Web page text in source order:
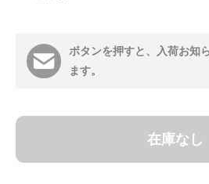
ボタンを押すと、入荷お知
ます。
在庫なし